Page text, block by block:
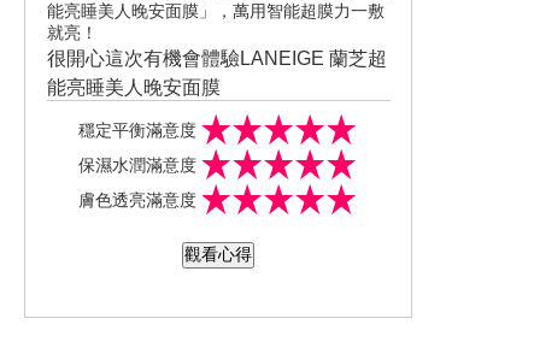
能亮睡美人晚安面膜」，萬用智能超膜力一敷
就亮！
很開心這次有機會體驗LANEIGE 蘭芝超
能亮睡美人晚安面膜
蘭芝的晚安面膜是很我很喜歡的保養產
現在是升級版 因為現在有獨家的益膚微
生態平衡科技 可以讓肌膚的防禦力提升
香味很舒服好聞
穩定平衡滿意度
保濕水潤滿意度
膚色透亮滿意度
觀看心得